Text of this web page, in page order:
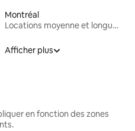
Montréal
Locations moyenne et longue durée
Afficher plus
en fonction des zones